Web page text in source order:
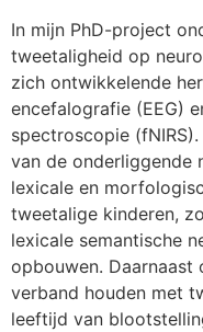
In mijn PhD-project
tweetaligheid op
zich ontwikkelende
encefalografie (EEG)
spectroscopie
van de onderliggende
lexicale en
tweetalige kinderen,
lexicale semantische
opbouwen.
verband houden met
leeftijd van